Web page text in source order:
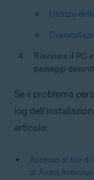
Utilizzo
Riavviare il PC
passaggi
Se il problema
log
articolo:
Accesso al file
di Avast Antivirus